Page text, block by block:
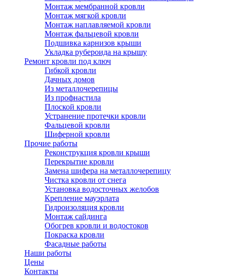
Монтаж мембранной кровли
Монтаж мягкой кровли
Монтаж наплавляемой кровли
Монтаж фальцевой кровли
Подшивка карнизов крыши
Укладка рубероида на крышу
Ремонт кровли под ключ
Гибкой кровли
Дачных домов
Из металлочерепицы
Из профнастила
Плоской кровли
Устранение протечки кровли
Фальцевой кровли
Шиферной кровли
Прочие работы
Реконструкция кровли крыши
Перекрытие кровли
Замена шифера на металлочерепицу
Чистка кровли от снега
Установка водосточных желобов
Крепление мауэрлата
Гидроизоляция кровли
Монтаж сайдинга
Обогрев кровли и водостоков
Покраска кровли
Фасадные работы
Наши работы
Цены
Контакты